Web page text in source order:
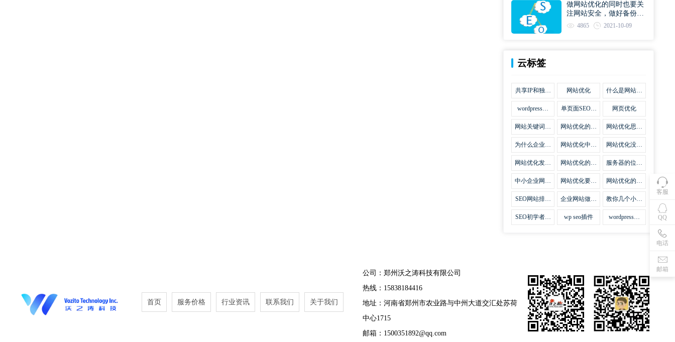
做网站优化的同时也要关
注网站安全，做好备份工
作 4865 2021-10-09
云标签
共享IP和独立
网站优化
什么是网站优
wordpress网
集插件
单页面SEO网
网页优化
网站关键词优
么
网站优化的误
网站优化思路
要
为什么企业网
网站SEO优
网站优化中关
干问题
网站优化没有
味道
网站优化发挥
网站优化的费
服务器的位置
影响
中小企业网站
法
网站优化要不
网站优化的逆
SEO网站排名
法宝
企业网站做好
势
教你几个小技
页优化
SEO初学者，
wp seo插件
wordpress插
客服
QQ
电话
邮箱
首页 服务价格 行业资讯 联系我们 关于我们
公司：郑州沃之涛科技有限公司
热线：15838184416
地址：河南省郑州市农业路与中州大道交汇处苏荷
中心1715
邮箱：1500351892@qq.com